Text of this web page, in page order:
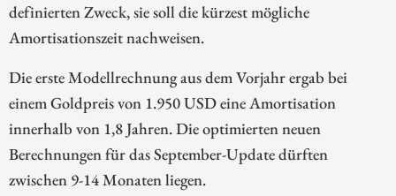
definierten Zweck, sie soll die kürzest mögliche
Amortisationszeit nachweisen.
Die erste Modellrechnung aus dem Vorjahr ergab bei
einem Goldpreis von 1.950 USD eine Amortisation
innerhalb von 1,8 Jahren. Die optimierten neuen
Berechnungen für das September-Update dürften
zwischen 9-14 Monaten liegen.